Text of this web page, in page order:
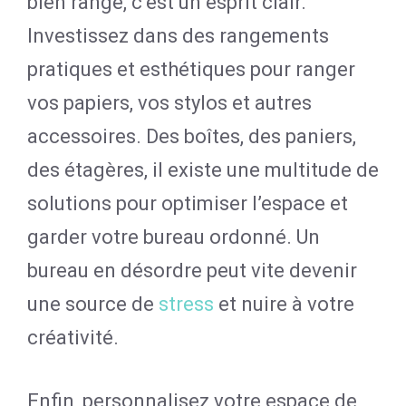
Investissez dans des rangements
pratiques et esthétiques pour ranger
vos papiers, vos stylos et autres
accessoires. Des boîtes, des paniers,
des étagères, il existe une multitude de
solutions pour optimiser l’espace et
garder votre bureau ordonné. Un
bureau en désordre peut vite devenir
une source de stress et nuire à votre
créativité.
Enfin, personnalisez votre espace de